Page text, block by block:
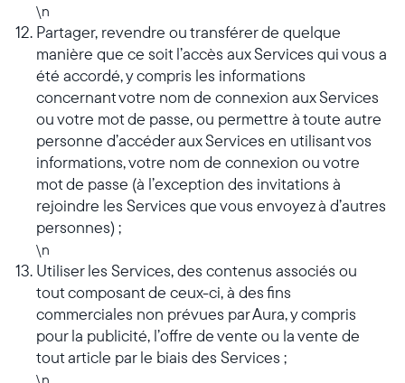
\n
Partager, revendre ou transférer de quelque
manière que ce soit l’accès aux Services qui vous a
été accordé, y compris les informations
concernant votre nom de connexion aux Services
ou votre mot de passe, ou permettre à toute autre
personne d’accéder aux Services en utilisant vos
informations, votre nom de connexion ou votre
mot de passe (à l’exception des invitations à
rejoindre les Services que vous envoyez à d’autres
personnes) ;
\n
Utiliser les Services, des contenus associés ou
tout composant de ceux-ci, à des fins
commerciales non prévues par Aura, y compris
pour la publicité, l’offre de vente ou la vente de
tout article par le biais des Services ;
\n